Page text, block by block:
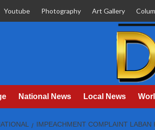
Youtube Photography Art Gallery
National News Local News
IMPEACHMENT COMPLAINT